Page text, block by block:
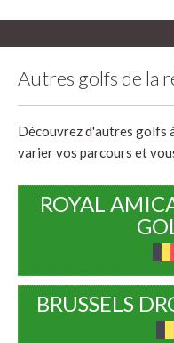
Autres golfs de la
Découvrez d'autres golfs
varier vos parcours et
ROYAL
BRUSSELS